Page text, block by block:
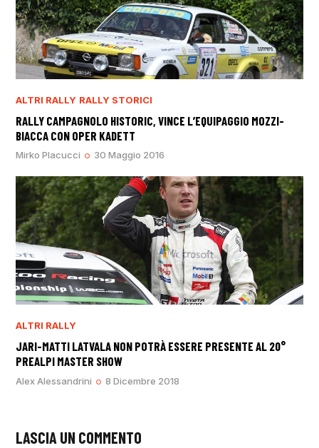
ALTRI RALLY RALLY STORICI
RALLY CAMPAGNOLO HISTORIC, VINCE L’EQUIPAGGIO MOZZI-
BIACCA CON OPER KADETT
Mirko Placucci 30 Maggio 2016
ALTRI RALLY
JARI-MATTI LATVALA NON POTRÀ ESSERE PRESENTE AL 20°
PREALPI MASTER SHOW
Alex Alessandrini 8 Dicembre 2018
LASCIA UN COMMENTO